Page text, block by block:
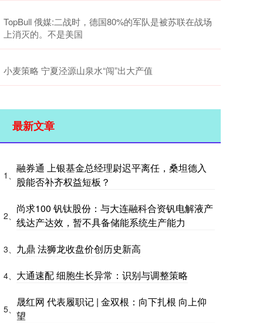
TopBull 俄媒:二战时，德国80%的军队是被苏联在战场
上消灭的。不是美国
小麦策略 宁夏泾源山泉水“闯”出大产值
最新文章
1、
融券通 上银基金总经理尉迟平离任，桑坦德入
股能否补齐权益短板？
2、
尚求100 钒钛股份：与大连融科合资钒电解液产
线达产达效，暂不具备储能系统生产能力
3、 九鼎 法狮龙收盘价创历史新高
4、 大通速配 细胞生长异常：识别与调整策略
5、
晟红网 代表履职记 | 金双根：向下扎根 向上仰
望